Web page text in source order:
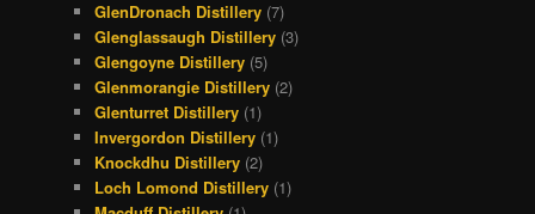
GlenDronach Distillery (7)
Glenglassaugh Distillery (3)
Glengoyne Distillery (5)
Glenmorangie Distillery (2)
Glenturret Distillery (1)
Invergordon Distillery (1)
Knockdhu Distillery (2)
Loch Lomond Distillery (1)